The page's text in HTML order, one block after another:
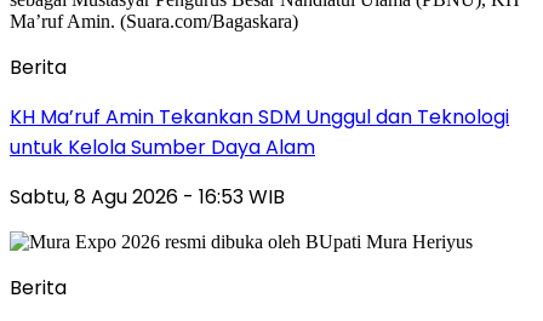
Berita
KH Ma’ruf Amin Tekankan SDM Unggul dan Teknologi
untuk Kelola Sumber Daya Alam
Sabtu, 8 Agu 2026 - 16:53 WIB
Berita